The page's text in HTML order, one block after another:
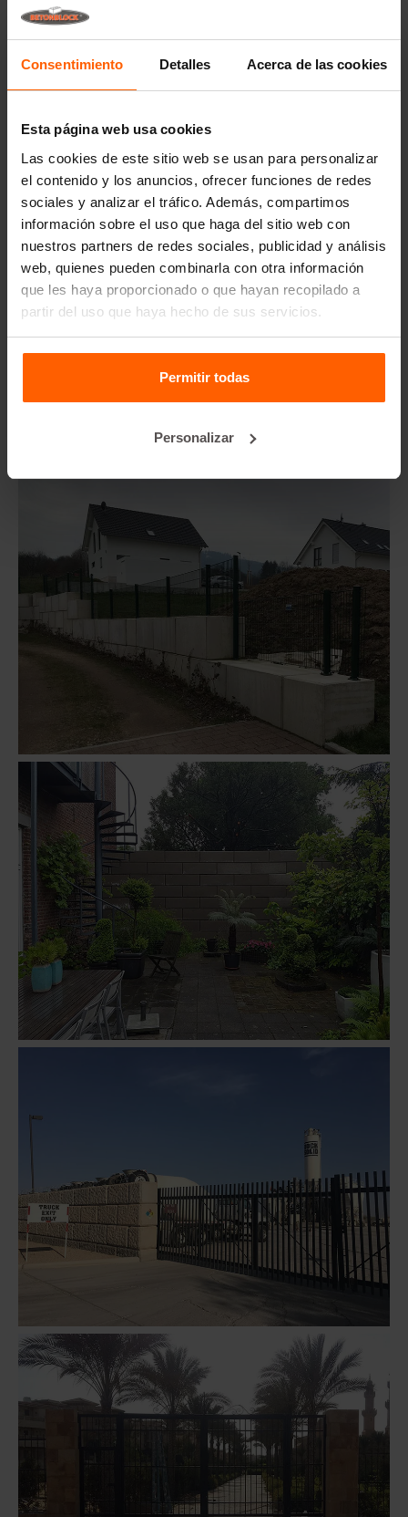
Consentimiento Detalles Acerca de las cookies
Esta página web usa cookies
Las cookies de este sitio web se usan para personalizar
el contenido y los anuncios, ofrecer funciones de redes
sociales y analizar el tráfico. Además, compartimos
información sobre el uso que haga del sitio web con
nuestros partners de redes sociales, publicidad y análisis
web, quienes pueden combinarla con otra información
que les haya proporcionado o que hayan recopilado a
partir del uso que haya hecho de sus servicios.
Permitir todas
Personalizar